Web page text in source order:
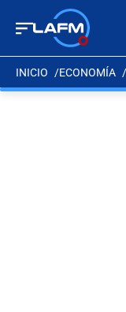
INICIO ECONOMÍA